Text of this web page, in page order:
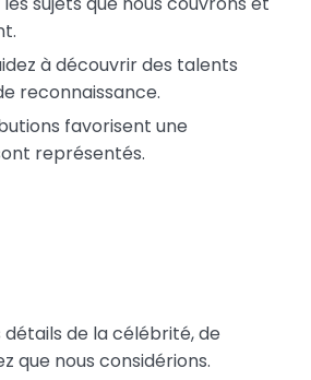
à découvrir des talents
reconnaissance.
favorisent une
représentés.
de la célébrité, de
que nous considérions.